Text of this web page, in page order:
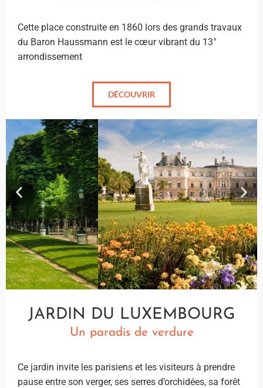
Cette place construite en 1860 lors des grands travaux
du Baron Haussmann est le cœur vibrant du 13°
arrondissement
DÉCOUVRIR
JARDIN DU LUXEMBOURG
Un paradis de verdure
Ce jardin invite les parisiens et les visiteurs à prendre
pause entre son verger, ses serres d’orchidées, sa forêt